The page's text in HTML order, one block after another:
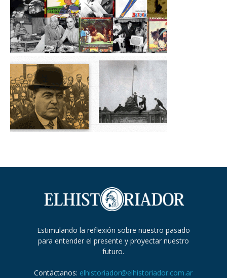
Estimulando la reflexión sobre nuestro pasado
para entender el presente y proyectar nuestro
futuro.
Contáctanos: elhistoriador@elhistoriador.com.ar